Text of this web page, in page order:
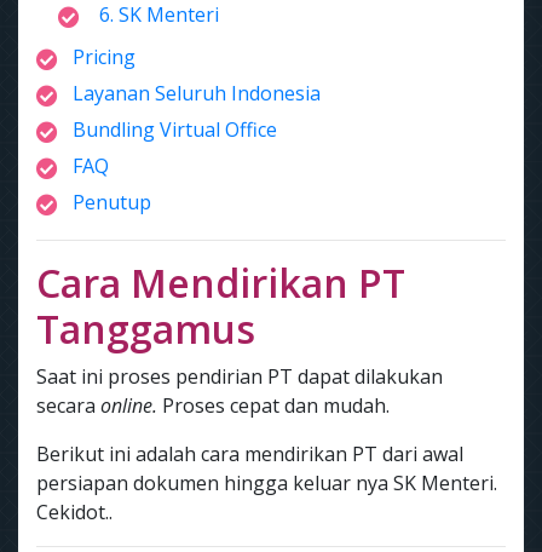
6. SK Menteri
Pricing
Layanan Seluruh Indonesia
Bundling Virtual Office
FAQ
Penutup
Cara Mendirikan PT
Tanggamus
Saat ini proses pendirian PT dapat dilakukan
secara online. Proses cepat dan mudah.
Berikut ini adalah cara mendirikan PT dari awal
persiapan dokumen hingga keluar nya SK Menteri.
Cekidot..